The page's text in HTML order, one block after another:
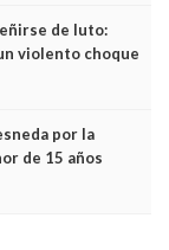
de luto:
violento choque
por la
de 15 años